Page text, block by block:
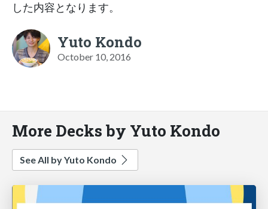
した内容となります。
Yuto Kondo
October 10, 2016
More Decks by Yuto Kondo
See All by Yuto Kondo